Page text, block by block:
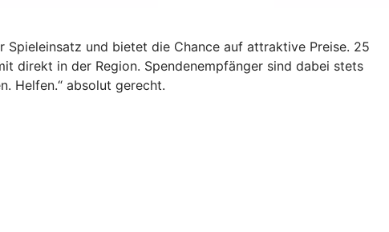
und bietet die Chance auf attraktive Preise. 25
direkt in der Region. Spendenempfänger sind dabei stets
Helfen.“ absolut gerecht.